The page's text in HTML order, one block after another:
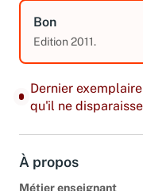
Bon
Dernier
qu'il ne disparaisse.
À propos